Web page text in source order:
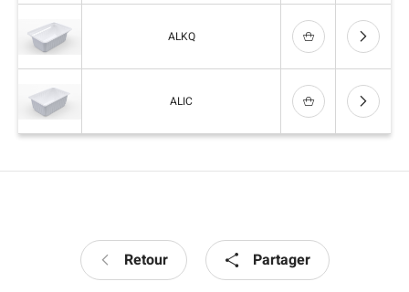
ALKQ
ALIC
Retour Partager